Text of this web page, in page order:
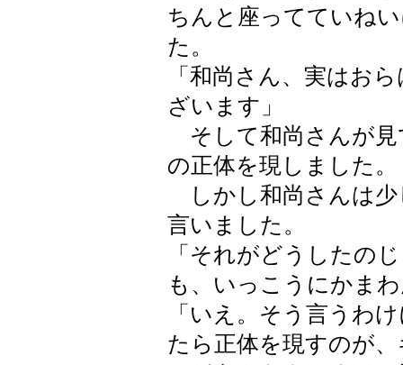
ちんと座ってていね
た。
「和尚さん、実はお
ざいます」
そして和尚さんが見
の正体を現しました。
しかし和尚さんは少
言いました。
「それがどうしたの
も、いっこうにかま
「いえ。そう言うわ
たら正体を現すのが